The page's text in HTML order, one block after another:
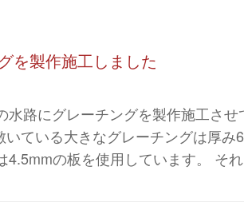
を製作施工しました
水路にグレーチングを製作施工させ
ている大きなグレーチングは厚み
4.5mmの板を使用しています。 そ